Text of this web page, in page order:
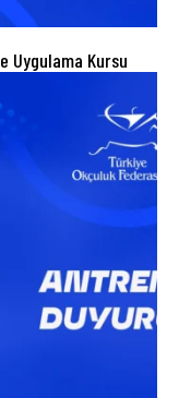
Uygulama Kursu